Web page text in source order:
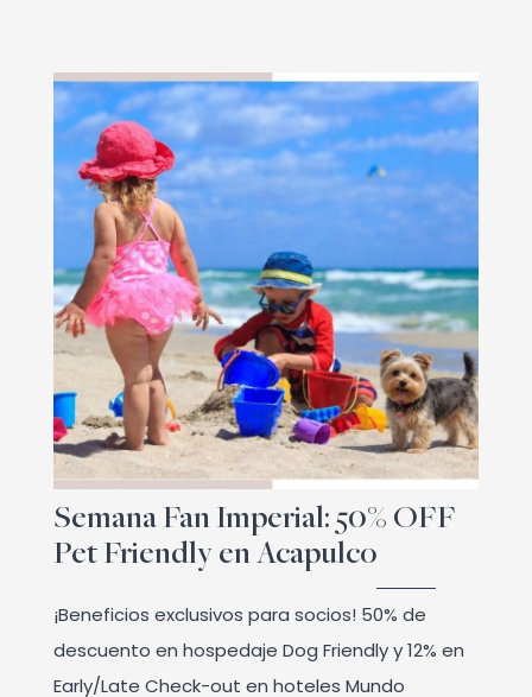
Semana Fan Imperial: 50% OFF
Pet Friendly en Acapulco
¡Beneficios exclusivos para socios! 50% de
descuento en hospedaje Dog Friendly y 12% en
Early/Late Check-out en hoteles Mundo